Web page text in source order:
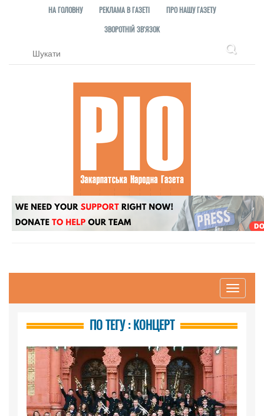
НА ГОЛОВНУ РЕКЛАМА В ГАЗЕТІ
ПРО НАШУ ГАЗЕТУ
ЗВОРОТНІЙ ЗВ'ЯЗОК
Toggle
ПО ТЕГУ : КОНЦЕРТ